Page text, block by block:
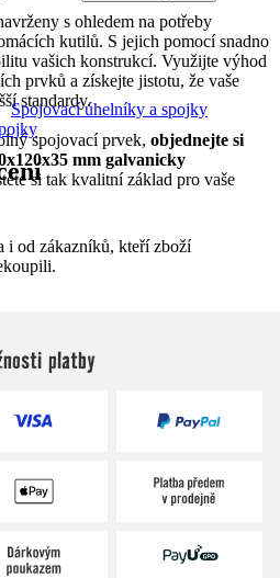
s ohledem na potřeby
kutilů. S jejich pomocí snadno
vašich konstrukcí. Využijte výhod
prvků a získejte jistotu, že vaše
standardy.
spojovací prvek, objednejte si
mm galvanicky
si tak kvalitní základ pro vaše
Spojovací úhelníky a spojky
i od zákazníků, kteří zboží
platby